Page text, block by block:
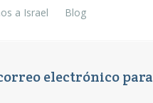
a Israel Blog
electrónico para